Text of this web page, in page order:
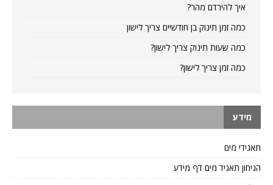
איך להירדם מהר?
כמה זמן תינוק בן חודשיים צריך לישון
כמה שעות תינוק צריך לישון?
כמה זמן צריך לישון?
מידע
תאגידי מים
הגיחון תאגיד מים דף מידע